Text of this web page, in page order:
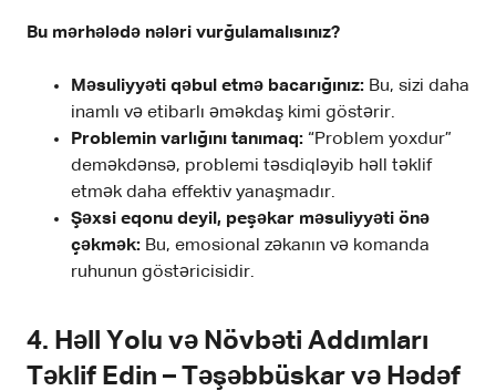
Bu mərhələdə nələri vurğulamalısınız?
Məsuliyyəti qəbul etmə bacarığınız: Bu, sizi daha
inamlı və etibarlı əməkdaş kimi göstərir.
Problemin varlığını tanımaq: “Problem yoxdur”
deməkdənsə, problemi təsdiqləyib həll təklif
etmək daha effektiv yanaşmadır.
Şəxsi eqonu deyil, peşəkar məsuliyyəti önə
çəkmək: Bu, emosional zəkanın və komanda
ruhunun göstəricisidir.
4. Həll Yolu və Növbəti Addımları
Təklif Edin – Təşəbbüskar və Hədəf